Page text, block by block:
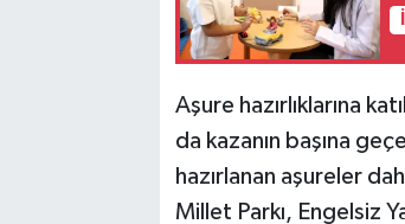
Aşure hazırlıklarına
da kazanın başına
hazırlanan aşureler
Millet Parkı, Engelsiz